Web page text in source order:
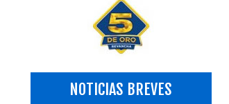
NOTICIAS BREVES